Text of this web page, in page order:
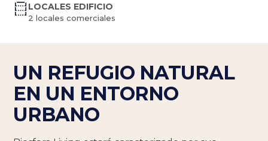
LOCALES EDIFICIO
2 locales comerciales
UN REFUGIO NATURAL
EN UN ENTORNO
URBANO